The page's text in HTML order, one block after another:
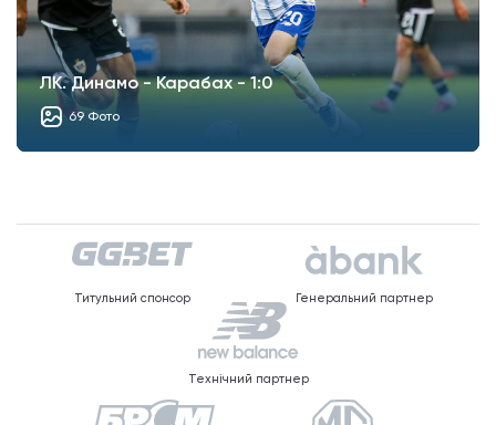
ЛК. Динамо - Карабах - 1:0
69 Фото
Титульний спонсор Генеральний партнер
Технічний партнер